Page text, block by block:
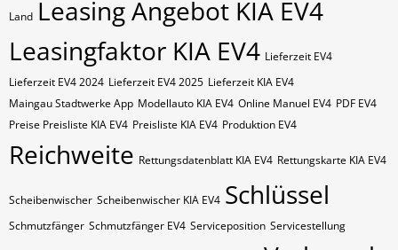
Land Leasing Angebot KIA EV4
Leasingfaktor KIA EV4 Lieferzeit EV4
Lieferzeit EV4 2024 Lieferzeit EV4 2025 Lieferzeit KIA EV4
Maingau Stadtwerke App Modellauto KIA EV4 Online Manuel EV4 PDF EV4
Preise Preisliste KIA EV4 Preisliste KIA EV4 Produktion EV4
Reichweite Rettungsdatenblatt KIA EV4 Rettungskarte KIA EV4
Scheibenwischer Scheibenwischer KIA​ EV4 Schlüssel
Schmutzfänger Schmutzfänger EV4 Serviceposition Servicestellung